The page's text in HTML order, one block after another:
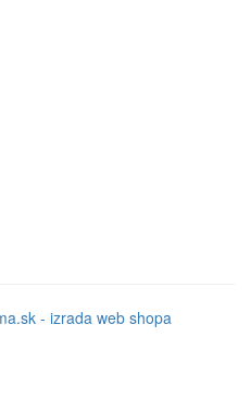
- izrada web shopa